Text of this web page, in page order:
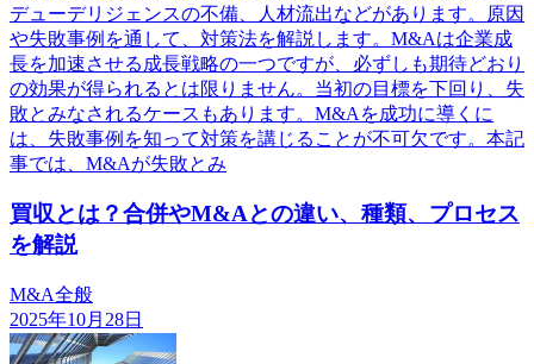
デューデリジェンスの不備、人材流出などがあります。原因
や失敗事例を通して、対策法を解説します。M&Aは企業成
長を加速させる成長戦略の一つですが、必ずしも期待どおり
の効果が得られるとは限りません。当初の目標を下回り、失
敗とみなされるケースもあります。M&Aを成功に導くに
は、失敗事例を知って対策を講じることが不可欠です。本記
事では、M&Aが失敗とみ
買収とは？合併やM&Aとの違い、種類、プロセス
を解説
M&A全般
2025年10月28日